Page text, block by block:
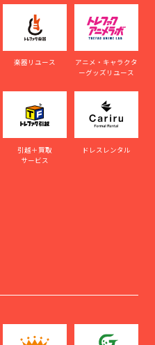
楽器リユース
アニメ・キャラクタ
ーグッズリユース
引越＋買取
サービス
ドレスレンタル